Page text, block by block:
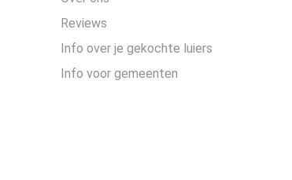
Reviews
Info over je gekochte luiers
Info voor gemeenten